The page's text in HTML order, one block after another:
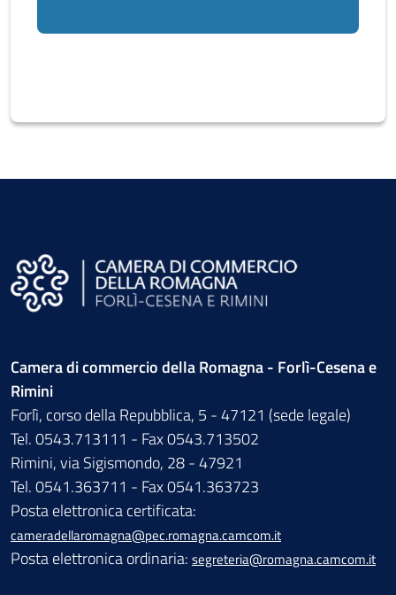
Camera di commercio della Romagna - Forlì-Cesena e
Rimini
Forlì, corso della Repubblica, 5 - 47121 (sede legale)
Tel. 0543.713111 - Fax 0543.713502
Rimini, via Sigismondo, 28 - 47921
Tel. 0541.363711 - Fax 0541.363723
Posta elettronica certificata:
cameradellaromagna@pec.romagna.camcom.it
Posta elettronica ordinaria: segreteria@romagna.camcom.it